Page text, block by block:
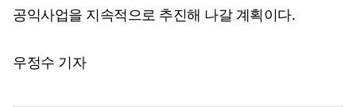
공익사업을 지속적으로 추진해 나갈 계획이다.
우정수 기자